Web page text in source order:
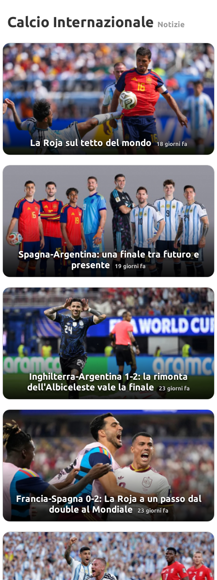
Calcio Internazionale Notizie
La Roja sul tetto del mondo 18 giorni fa
Spagna-Argentina: una finale tra futuro e
presente 19 giorni fa
Inghilterra-Argentina 1-2: la rimonta
dell'Albiceleste vale la finale
23 giorni fa
Francia-Spagna 0-2: La Roja a un passo dal
double al Mondiale 23 giorni fa